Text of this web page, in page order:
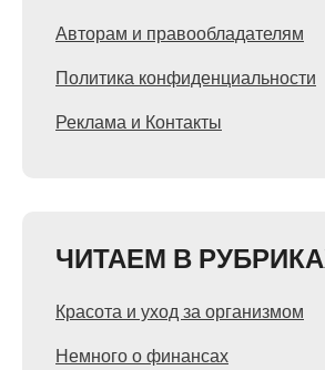
Авторам и правообладателям
Политика конфиденциальности
Реклама и Контакты
ЧИТАЕМ В
Красота и уход за организмом
Немного о финансах